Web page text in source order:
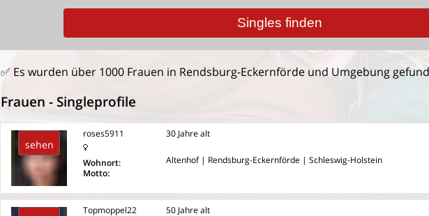
✅ Es wurden über 1000 Frauen in Rendsburg-Eckernförde und Umgebung
Frauen - Singleprofile
sehen
roses5911
Wohnort:
Motto:
30 Jahre alt
Altenhof | Rendsburg-Eckernförde | Schleswig-Holstein
Topmoppel22 50 Jahre alt